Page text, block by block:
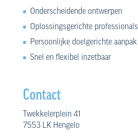
Onderscheidende ontwerpen
Oplossingsgerichte professionals
Persoonlijke doelgerichte aanpak
Snel en flexibel inzetbaar
Contact
Twekkelerplein 41
7553 LK Hengelo